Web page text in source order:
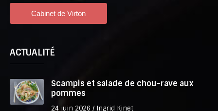
ACTUALITÉ
Scampis et salade de chou-rave aux
pommes
24 juin 2026 / Ingrid Kinet